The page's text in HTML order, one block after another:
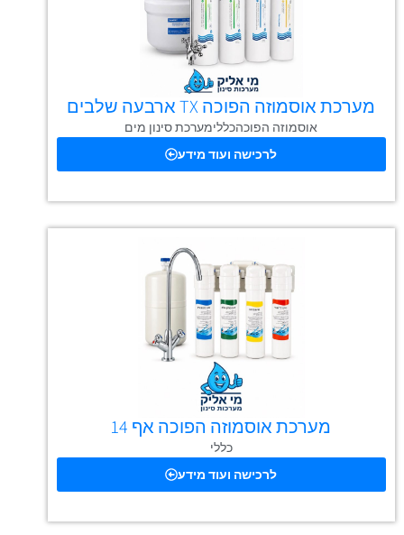
מערכת אוסמוזה הפוכה TX ארבעה שלבים
אוסמוזה הפוכהכללימערכת סינון מים
לרכישה ועוד מידע
מערכת אוסמוזה הפוכה אף 14
כללי
לרכישה ועוד מידע